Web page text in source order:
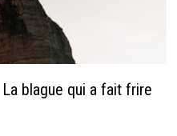
blague qui a fait frire